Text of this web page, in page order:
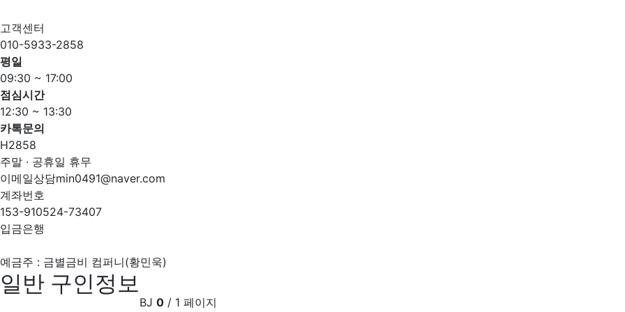
고객센터
010-5933-2858
평일
09:30 ~ 17:00
점심시간
12:30 ~ 13:30
카톡문의
H2858
주말 · 공휴일 휴무
이메일상담min0491@naver.com
계좌번호
153-910524-73407
입금은행
예금주 : 금별금비 컴퍼니(황민욱)
일반 구인정보
BJ 0 / 1 페이지